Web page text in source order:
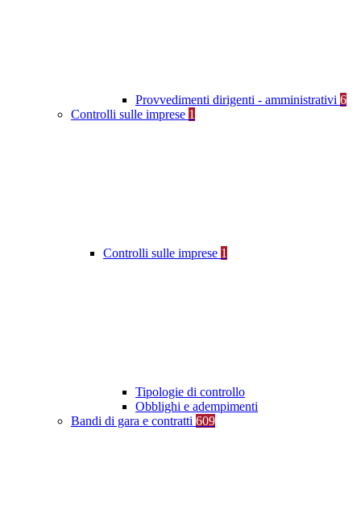
Provvedimenti dirigenti - amministrativi 6
Controlli sulle imprese 1
Controlli sulle imprese 1
Tipologie di controllo
Obblighi e adempimenti
Bandi di gara e contratti 609